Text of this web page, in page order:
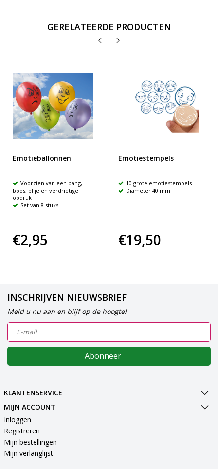
GERELATEERDE PRODUCTEN
Emotieballonnen
Voorzien van een bang,
boos, blije en verdrietige
opdruk
Set van 8 stuks
€2,95
Emotiestempels
10 grote emotiestempels
Diameter 40 mm
€19,50
INSCHRIJVEN NIEUWSBRIEF
Meld u nu aan en blijf op de hoogte!
Abonneer
KLANTENSERVICE
MIJN ACCOUNT
Inloggen
Registreren
Mijn bestellingen
Mijn verlanglijst